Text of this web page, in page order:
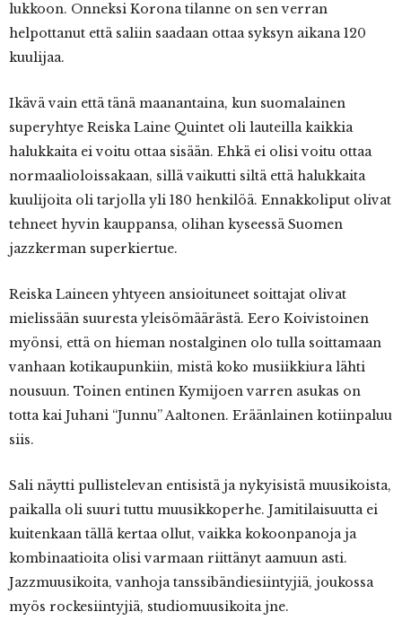
lukkoon. Onneksi Korona tilanne on sen verran
helpottanut että saliin saadaan ottaa syksyn aikana 120
kuulijaa.
Ikävä vain että tänä maanantaina, kun suomalainen
superyhtye Reiska Laine Quintet oli lauteilla kaikkia
halukkaita ei voitu ottaa sisään. Ehkä ei olisi voitu ottaa
normaalioloissakaan, sillä vaikutti siltä että halukkaita
kuulijoita oli tarjolla yli 180 henkilöä. Ennakkoliput olivat
tehneet hyvin kauppansa, olihan kyseessä Suomen
jazzkerman superkiertue.
Reiska Laineen yhtyeen ansioituneet soittajat olivat
mielissään suuresta yleisömäärästä. Eero Koivistoinen
myönsi, että on hieman nostalginen olo tulla soittamaan
vanhaan kotikaupunkiin, mistä koko musiikkiura lähti
nousuun. Toinen entinen Kymijoen varren asukas on
totta kai Juhani “Junnu” Aaltonen. Eräänlainen kotiinpaluu
siis.
Sali näytti pullistelevan entisistä ja nykyisistä muusikoista,
paikalla oli suuri tuttu muusikkoperhe. Jamitilaisuutta ei
kuitenkaan tällä kertaa ollut, vaikka kokoonpanoja ja
kombinaatioita olisi varmaan riittänyt aamuun asti.
Jazzmuusikoita, vanhoja tanssibändiesiintyjiä, joukossa
myös rockesiintyjiä, studiomuusikoita jne.